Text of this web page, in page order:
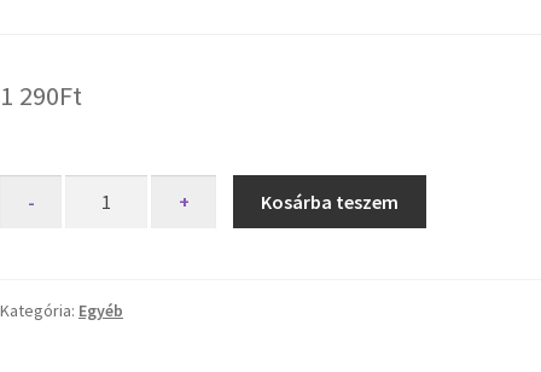
1 290Ft
- + Kosárba teszem
Kategória: Egyéb